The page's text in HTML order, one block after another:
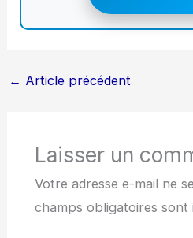
← Article précédent
Laisser un
Votre adresse e-mail ne
champs obligatoires sont